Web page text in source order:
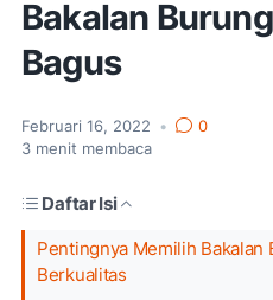
Bakalan
Bagus
Februari 16, 2022 •
0
3 menit membaca
Daftar Isi
Pentingnya Memilih Bakalan
Berkualitas